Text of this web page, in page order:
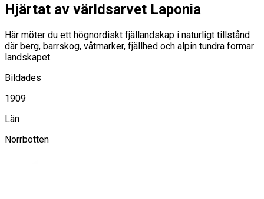
Hjärtat av världsarvet Laponia
Här möter du ett högnordiskt fjällandskap i naturligt tillstånd
där berg, barrskog, våtmarker, fjällhed och alpin tundra formar
landskapet.
Bildades
1909
Län
Norrbotten